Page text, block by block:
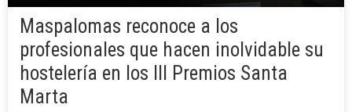
Maspalomas reconoce a los
profesionales que hacen inolvidable su
hostelería en los III Premios Santa
Marta